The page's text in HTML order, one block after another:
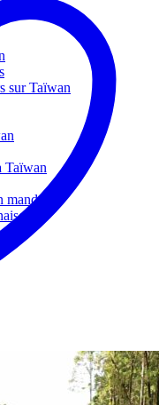
sur Taïwan
Taïwan